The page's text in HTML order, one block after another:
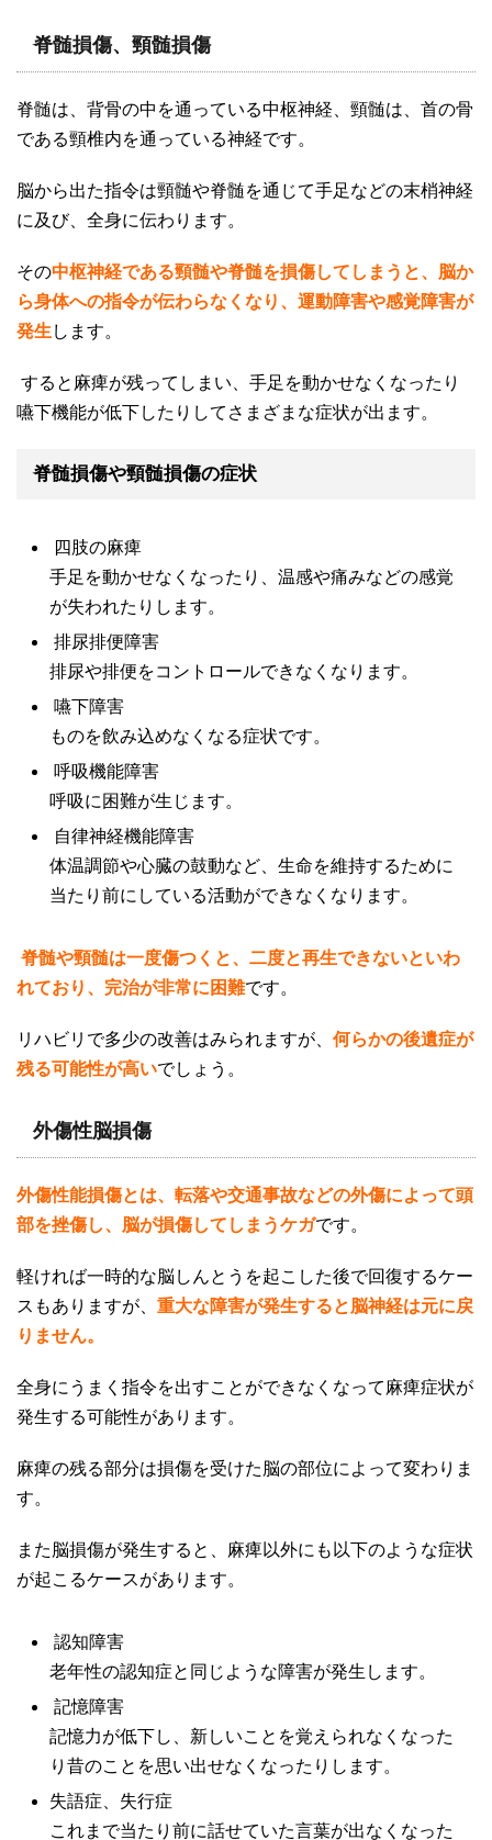
脊髄損傷、頸髄損傷
脊髄は、背骨の中を通っている中枢神経、頸髄は、首の骨
である頸椎内を通っている神経です。
脳から出た指令は頸髄や脊髄を通じて手足などの末梢神経
に及び、全身に伝わります。
その中枢神経である頸髄や脊髄を損傷してしまうと、脳か
ら身体への指令が伝わらなくなり、運動障害や感覚障害が
発生 します。
すると麻痺が残ってしまい、手足を動かせなくなったり
嚥下機能が低下したりしてさまざまな症状が出ます。
脊髄損傷や頸髄損傷の症状
四肢の麻痺
手足を動かせなくなったり、温感や痛みなどの感覚
が失われたりします。
排尿排便障害
排尿や排便をコントロールできなくなります。
嚥下障害
ものを飲み込めなくなる症状です。
呼吸機能障害
呼吸に困難が生じます。
自律神経機能障害
体温調節や心臓の鼓動など、生命を維持するために
当たり前にしている活動ができなくなります。
脊髄や頸髄は一度傷つくと、二度と再生できないといわ
れており、完治が非常に困難です。
リハビリで多少の改善はみられますが、 何らかの後遺症が
残る可能性が高いでしょう。
外傷性脳損傷
外傷性能損傷とは、転落や交通事故などの外傷によって頭
部を挫傷し、脳が損傷してしまうケガです。
軽ければ一時的な脳しんとうを起こした後で回復するケー
スもありますが、 重大な障害が発生すると脳神経は元に戻
りません。
全身にうまく指令を出すことができなくなって麻痺症状が
発生する可能性があります。
麻痺の残る部分は損傷を受けた脳の部位によって変わりま
す。
また脳損傷が発生すると、麻痺以外にも以下のような症状
が起こるケースがあります。
認知障害
老年性の認知症と同じような障害が発生します。
記憶障害
記憶力が低下し、新しいことを覚えられなくなった
り昔のことを思い出せなくなったりします。
失語症、失行症
これまで当たり前に話せていた言葉が出なくなった